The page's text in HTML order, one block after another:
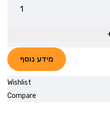
מידע נוסף
Wishlist
Compare